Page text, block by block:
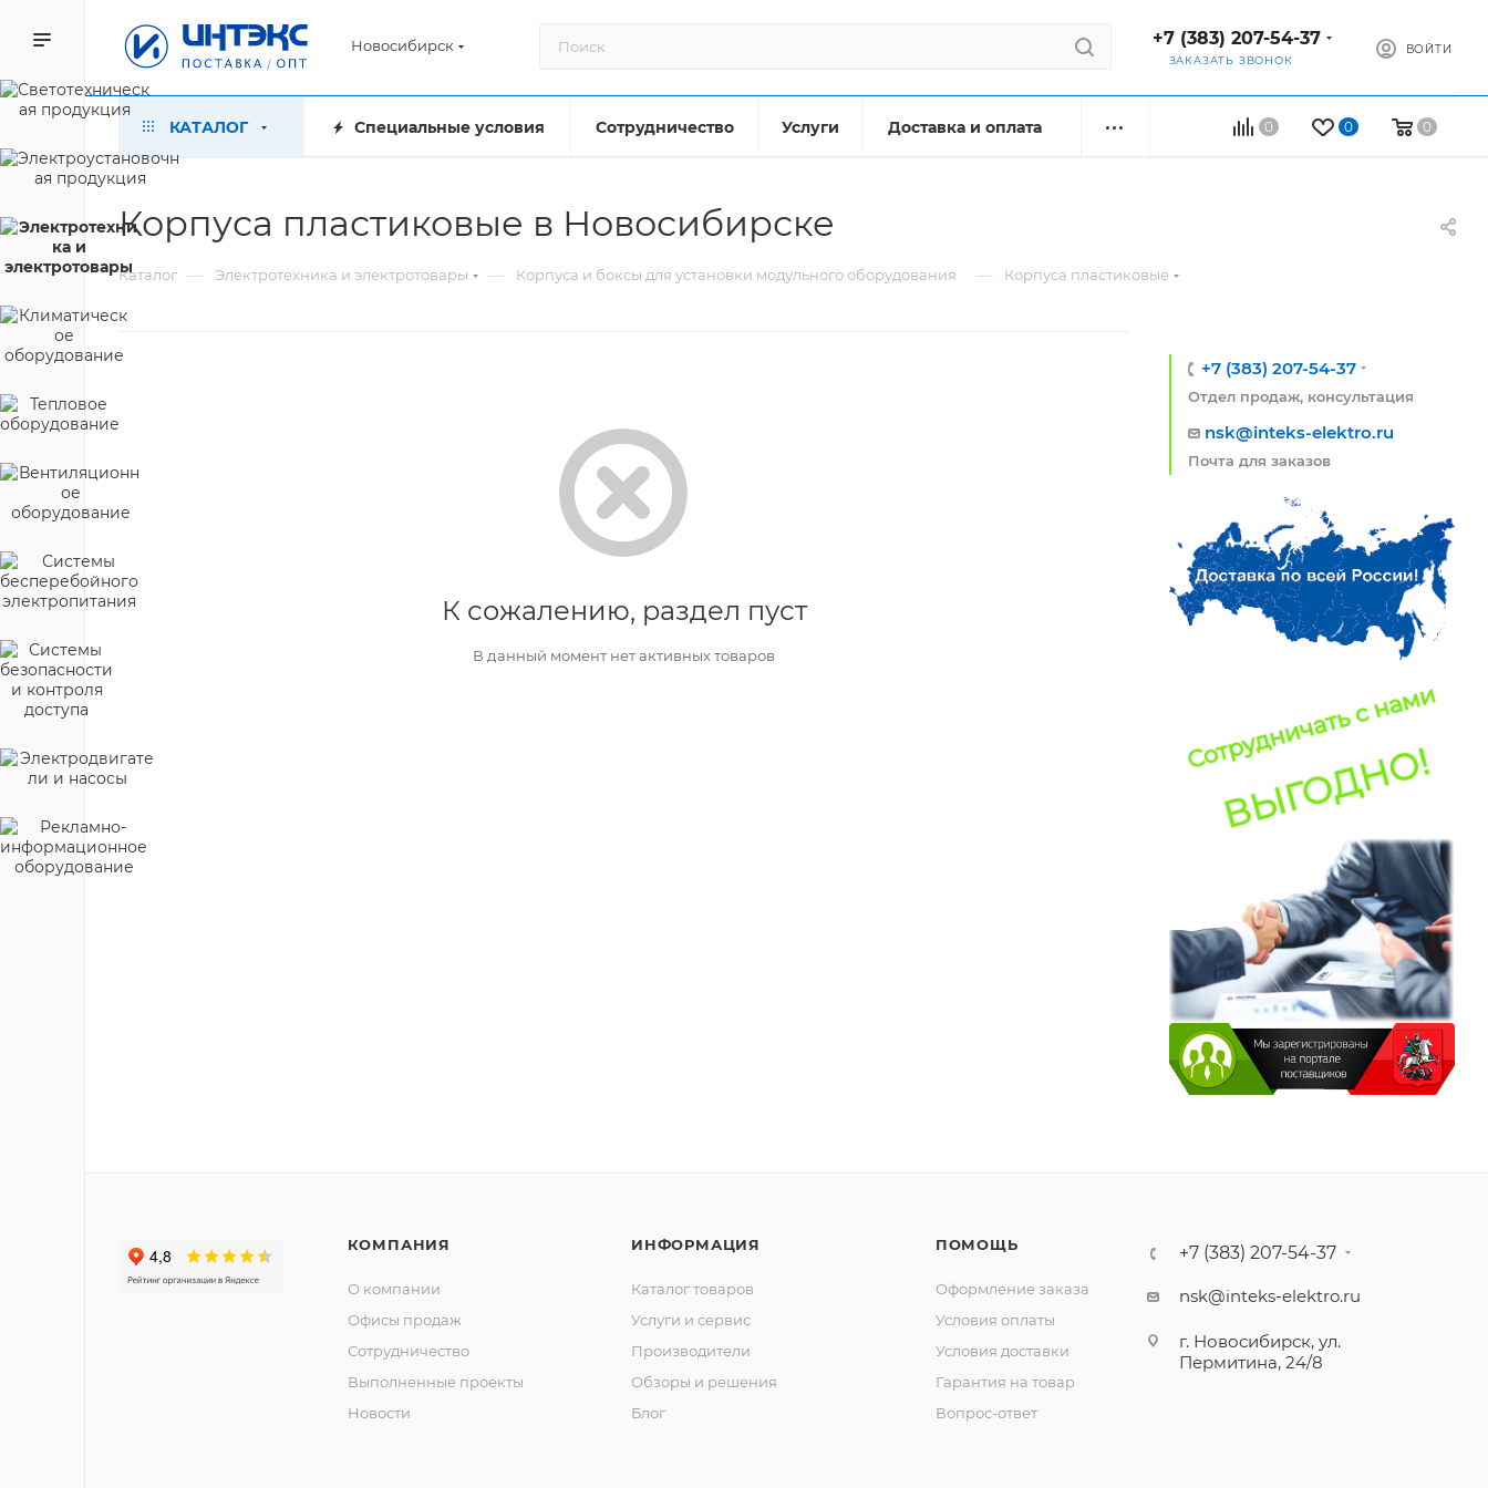
Новосибирск +7 (383) 207-54-37
ЗАКАЗАТЬ ЗВОНОК
ВОЙТИ
0 0 0
КАТАЛОГ Специальные условия Сотрудничество Услуги Доставка и оплата
Корпуса пластиковые в Новосибирске
Каталог — Электротехника и электротовары — Корпуса и боксы для установки модульного оборудования — Корпуса пластиковые
К сожалению, раздел пуст
В данный момент нет активных товаров
+7 (383) 207-54-37
Отдел продаж, консультация
nsk@inteks-elektro.ru
Почта для заказов
КОМПАНИЯ
О компании
Офисы продаж
Сотрудничество
Выполненные проекты
Новости
ИНФОРМАЦИЯ
Каталог товаров
Услуги и сервис
Производители
Обзоры и решения
Блог
ПОМОЩЬ
Оформление заказа
Условия оплаты
Условия доставки
Гарантия на товар
Вопрос-ответ
+7 (383) 207-54-37
nsk@inteks-elektro.ru
г. Новосибирск, ул.
Пермитина, 24/8